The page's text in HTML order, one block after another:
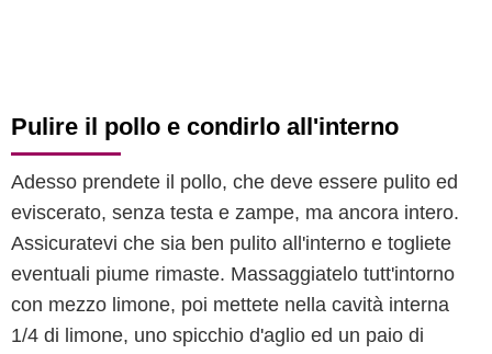
Pulire il pollo e condirlo all'interno
Adesso prendete il pollo, che deve essere pulito ed
eviscerato, senza testa e zampe, ma ancora intero.
Assicuratevi che sia ben pulito all'interno e togliete
eventuali piume rimaste. Massaggiatelo tutt'intorno
con mezzo limone, poi mettete nella cavità interna
1/4 di limone, uno spicchio d'aglio ed un paio di